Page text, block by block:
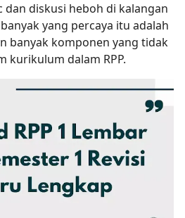
diskusi heboh di kalangan
yang percaya itu adalah
banyak komponen yang tidak
kurikulum dalam RPP.